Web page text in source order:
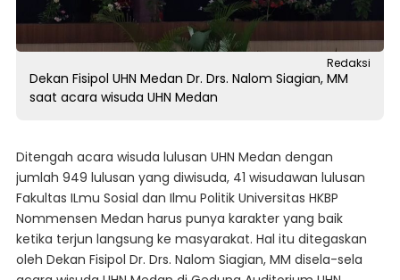
Redaksi
Dekan Fisipol UHN Medan Dr. Drs. Nalom Siagian, MM
saat acara wisuda UHN Medan
Ditengah acara wisuda lulusan UHN Medan dengan
jumlah 949 lulusan yang diwisuda, 41 wisudawan lulusan
Fakultas ILmu Sosial dan Ilmu Politik Universitas HKBP
Nommensen Medan harus punya karakter yang baik
ketika terjun langsung ke masyarakat. Hal itu ditegaskan
oleh Dekan Fisipol Dr. Drs. Nalom Siagian, MM disela-sela